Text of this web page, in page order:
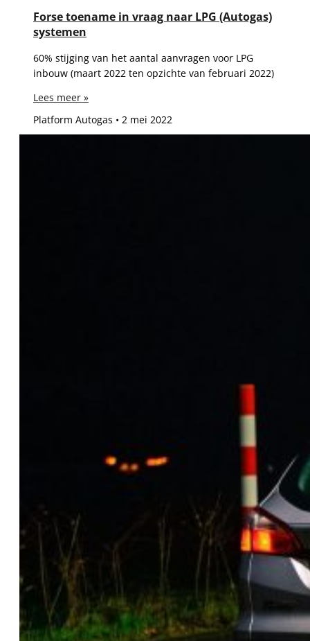
Forse toename in vraag naar LPG (Autogas)
systemen
60% stijging van het aantal aanvragen voor LPG
inbouw (maart 2022 ten opzichte van februari 2022)
Lees meer »
Platform Autogas
2 mei 2022